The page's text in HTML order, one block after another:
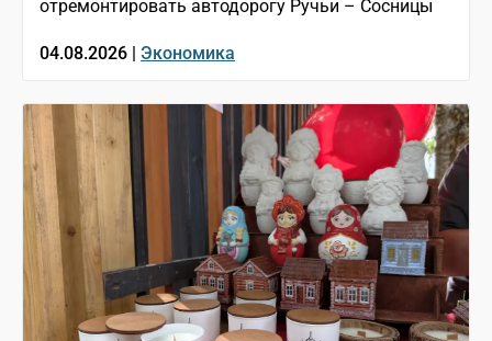
отремонтировать автодорогу Ручьи – Сосницы
04.08.2026 | Экономика